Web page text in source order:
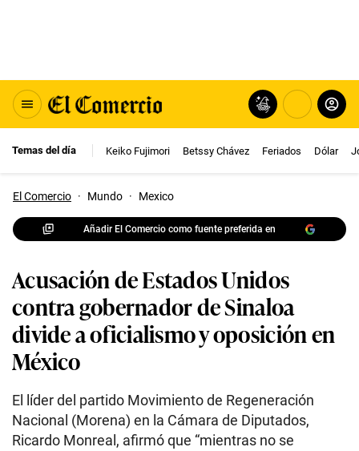
Temas del día Keiko Fujimori Betssy Chávez Feriados Dólar
El Comercio · Mundo · Mexico
Añadir El Comercio como fuente preferida en
Acusación de Estados Unidos
contra gobernador de Sinaloa
divide a oficialismo y oposición en
México
El líder del partido Movimiento de Regeneración
Nacional (Morena) en la Cámara de Diputados,
Ricardo Monreal, afirmó que “mientras no se